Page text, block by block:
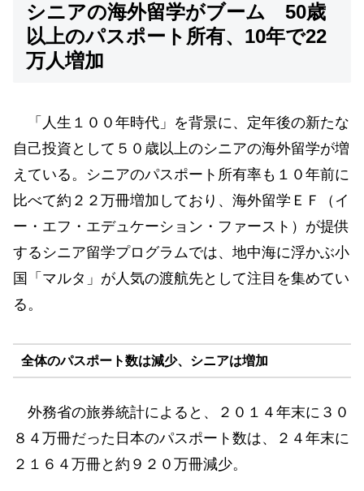
シニアの海外留学がブーム 50歳
以上のパスポート所有、10年で22
万人増加
「人生１００年時代」を背景に、定年後の新たな
自己投資として５０歳以上のシニアの海外留学が増
えている。シニアのパスポート所有率も１０年前に
比べて約２２万冊増加しており、海外留学ＥＦ（イ
ー・エフ・エデュケーション・ファースト）が提供
するシニア留学プログラムでは、地中海に浮かぶ小
国「マルタ」が人気の渡航先として注目を集めてい
る。
全体のパスポート数は減少、シニアは増加
外務省の旅券統計によると、２０１４年末に３０
８４万冊だった日本のパスポート数は、２４年末に
２１６４万冊と約９２０万冊減少。